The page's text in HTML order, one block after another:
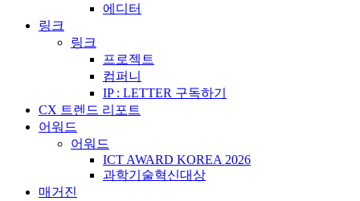
에디터
링크
링크
프로젝트
컴퍼니
IP : LETTER 구독하기
CX 트렌드 리포트
어워드
어워드
ICT AWARD KOREA 2026
과학기술혁신대상
매거진